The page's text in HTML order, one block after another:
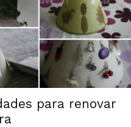
para renovar